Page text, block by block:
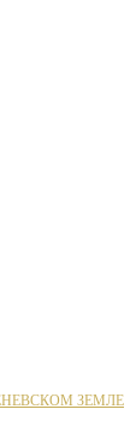
ЗЕМЛЕ